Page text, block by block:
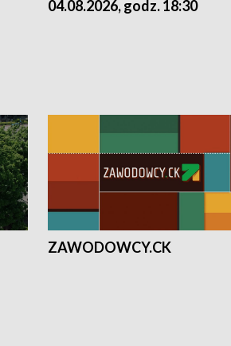
04.08.2026, godz. 18:30
ZAWODOWCY.CK